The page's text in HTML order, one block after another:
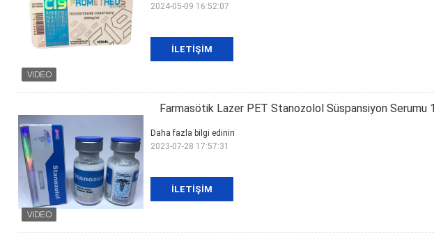
İLETIŞIM
2024-05-09 16:52:07
Farmasötik Lazer PET Stanozolol Süspansiyon
İLETIŞIM
Daha fazla bilgi edinin
2023-07-28 17:57:31